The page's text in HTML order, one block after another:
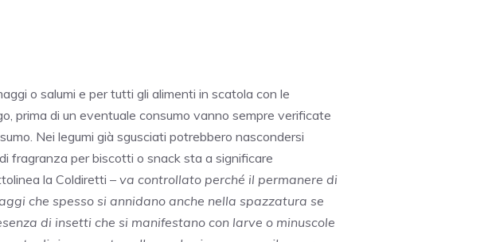
o salumi e per tutti gli alimenti in scatola con le
prima di un eventuale consumo vanno sempre verificate
Nei legumi già sgusciati potrebbero nascondersi
fragranza per biscotti o snack sta a significare
la Coldiretti – va controllato perché il permanere di
che spesso si annidano anche nella spazzatura se
di insetti che si manifestano con larve o minuscole